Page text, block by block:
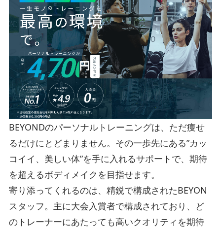
BEYONDのパーソナルトレーニングは、ただ痩せ
るだけにとどまりません。その一歩先にある”カッ
コイイ、美しい体”を手に入れるサポートで、期待
を超えるボディメイクを目指せます。
寄り添ってくれるのは、精鋭で構成されたBEYON
スタッフ。主に大会入賞者で構成されており、ど
のトレーナーにあたっても高いクオリティを期待